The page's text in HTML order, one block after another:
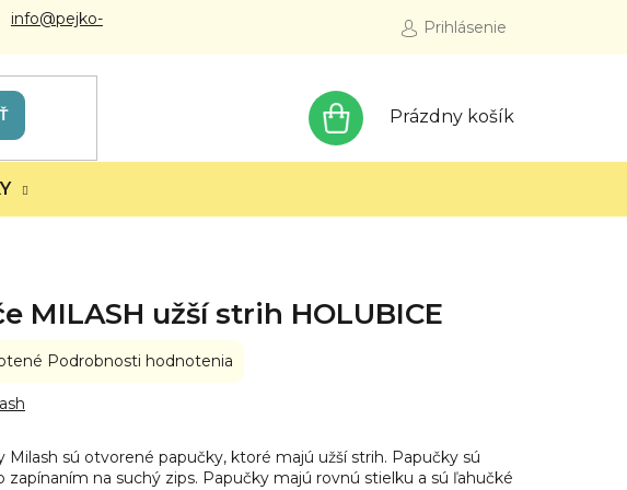
info@pejko-
Prihlásenie
KOŠÍK
Prázdny košík
MILASH užší strih HOLUBICE
Milash sú otvorené papučky, ktoré majú užší strih. Papučky sú
zapínaním na suchý zips. Papučky majú rovnú stielku a sú ľahučké
Podrobnosti hodnotenia